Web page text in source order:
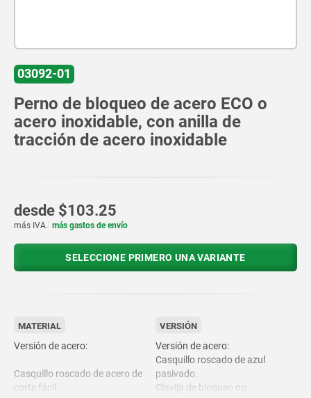
03092-01
Perno de bloqueo de acero ECO o
acero inoxidable, con anilla de
tracción de acero inoxidable
desde $103.25
más IVA. más gastos de envío
SELECCIONE PRIMERO UNA VARIANTE
MATERIAL
Versión de acero:
Casquillo roscado de acero de
corte fácil.
VERSIÓN
Versión de acero:
Casquillo roscado de azul
pasivado.
Clavija de bloqueo no